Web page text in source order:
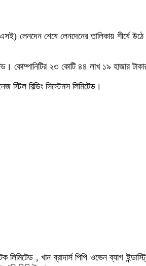
লেনদেন শেষে লেনদেনের তালিকায় শীর্ষে
কোম্পানিটির ২৩ কোটি ৪৪ লাখ ১৯ হাজার
স্টিল বিল্ডিং সিস্টেমস লিমিটেড।
, খান ব্রাদার্স পিপি ওভেন ব্যাগ